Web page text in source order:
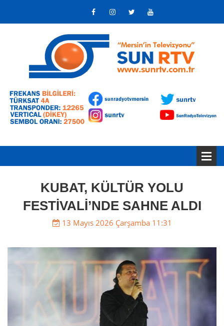
KUBAT, KÜLTÜR YOLU
FESTİVALİ’NDE SAHNE ALDI
13 Mayıs 2026 Çarşamba 11:31